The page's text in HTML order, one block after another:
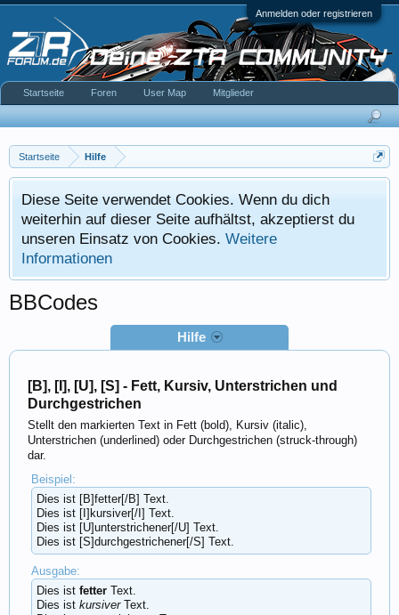
Anmelden oder registrieren
Startseite Hilfe
Diese Seite verwendet Cookies. Wenn du dich
weiterhin auf dieser Seite aufhältst, akzeptierst du
unseren Einsatz von Cookies. Weitere
Informationen
BBCodes
Hilfe
[B], [I], [U], [S] - Fett, Kursiv, Unterstrichen und
Durchgestrichen
Stellt den markierten Text in Fett (bold), Kursiv (italic),
Unterstrichen (underlined) oder Durchgestrichen (struck-through)
dar.
Beispiel:
Dies ist [B]fetter[/B] Text.
Dies ist [I]kursiver[/I] Text.
Dies ist [U]unterstrichener[/U] Text.
Dies ist [S]durchgestrichener[/S] Text.
Ausgabe:
Dies ist fetterText.
Dies ist kursiverText.
Startseite Foren User Map Mitglieder